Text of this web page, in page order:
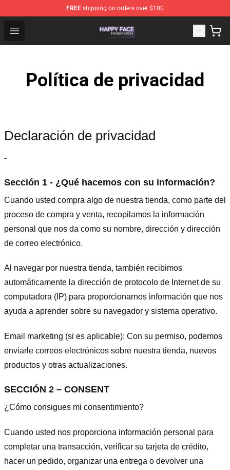
FREE shipping on orders over $100
Open menu
Happy Face Shop - Official Happy Face Merchandise
Política de privacidad
Declaración de privacidad
-
Sección 1 - ¿Qué hacemos con su información?
Cuando usted compra algo de nuestra tienda, como parte del
proceso de compra y venta, recopilamos la información
personal que nos da como su nombre, dirección y dirección
de correo electrónico.
Al navegar por nuestra tienda, también recibimos
automáticamente la dirección de protocolo de Internet de su
computadora (IP) para proporcionarnos información que nos
ayuda a aprender sobre su navegador y sistema operativo.
Email marketing (si es aplicable): Con su permiso, podemos
enviarle correos electrónicos sobre nuestra tienda, nuevos
productos y otras actualizaciones.
SECCIÓN 2 – CONSENT
¿Cómo consigues mi consentimiento?
Cuando usted nos proporciona información personal para
completar una transacción, verificar su tarjeta de crédito,
hacer un pedido, organizar una entrega o devolver una